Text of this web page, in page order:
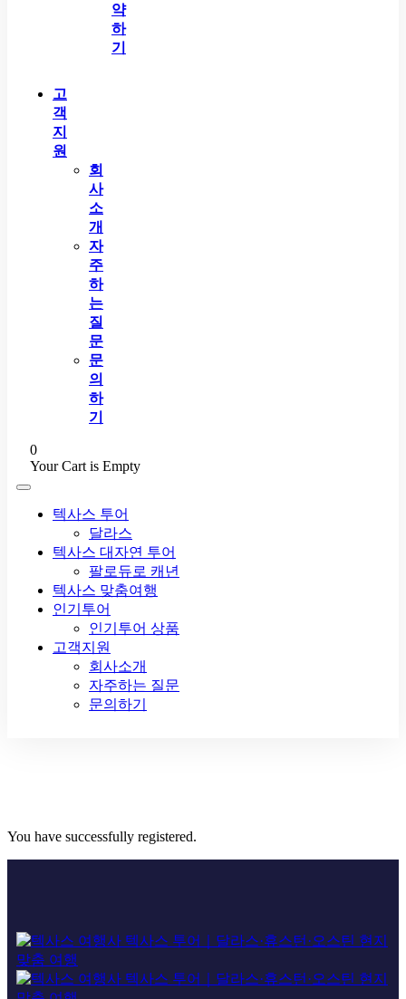
약
하
기
고
객
지
원
회
사
소
개
자
주
하
는
질
문
문
의
하
기
0
Your Cart is Empty
텍사스 투어
달라스
텍사스 대자연 투어
팔로듀로 캐년
텍사스 맞춤여행
인기투어
인기투어 상품
고객지원
회사소개
자주하는 질문
문의하기
You have successfully registered.